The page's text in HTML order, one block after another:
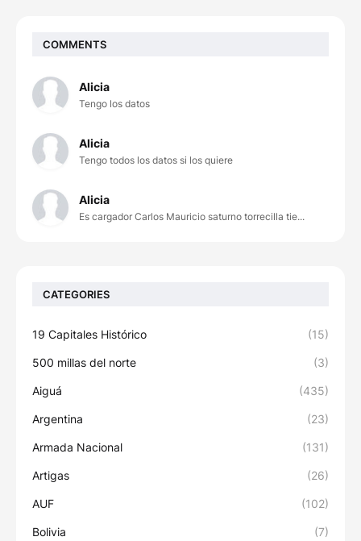
COMMENTS
Alicia
Tengo los datos
Alicia
Tengo todos los datos si los quiere
Alicia
Es cargador Carlos Mauricio saturno torrecilla tie...
CATEGORIES
19 Capitales Histórico (15)
500 millas del norte (3)
Aiguá (435)
Argentina (23)
Armada Nacional (131)
Artigas (26)
AUF (102)
Bolivia (7)